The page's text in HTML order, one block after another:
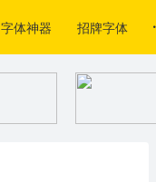
字体神器 招牌字体